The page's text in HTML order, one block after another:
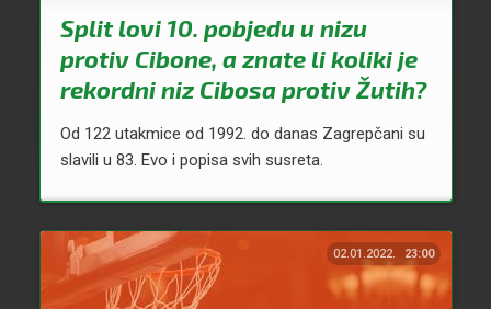
Split lovi 10. pobjedu u nizu
protiv Cibone, a znate li koliki je
rekordni niz Cibosa protiv Žutih?
Od 122 utakmice od 1992. do danas Zagrepčani su
slavili u 83. Evo i popisa svih susreta.
02.01.2022. 23:00